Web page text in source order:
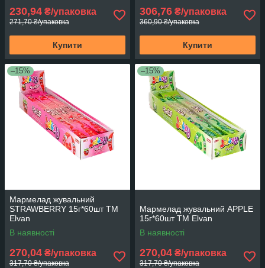
230,94 ₴/упаковка
271,70 ₴/упаковка
Купити
306,76 ₴/упаковка
360,90 ₴/упаковка
Купити
–15%
Мармелад жувальний
STRAWBERRY 15г*60шт ТМ
Elvan
В наявності
270,04 ₴/упаковка
317,70 ₴/упаковка
–15%
Мармелад жувальний APPLE
15г*60шт ТМ Elvan
В наявності
270,04 ₴/упаковка
317,70 ₴/упаковка